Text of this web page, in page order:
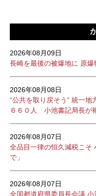
2026年08月09日
長崎を最後の被爆地に 原
2026年08月08日
“公共を取り戻そう” 統一地
６６０人 小池書記局長が
2026年08月07日
全品目一律の恒久減税こそ
で」
2026年08月07日
全国都道府県委員長会議